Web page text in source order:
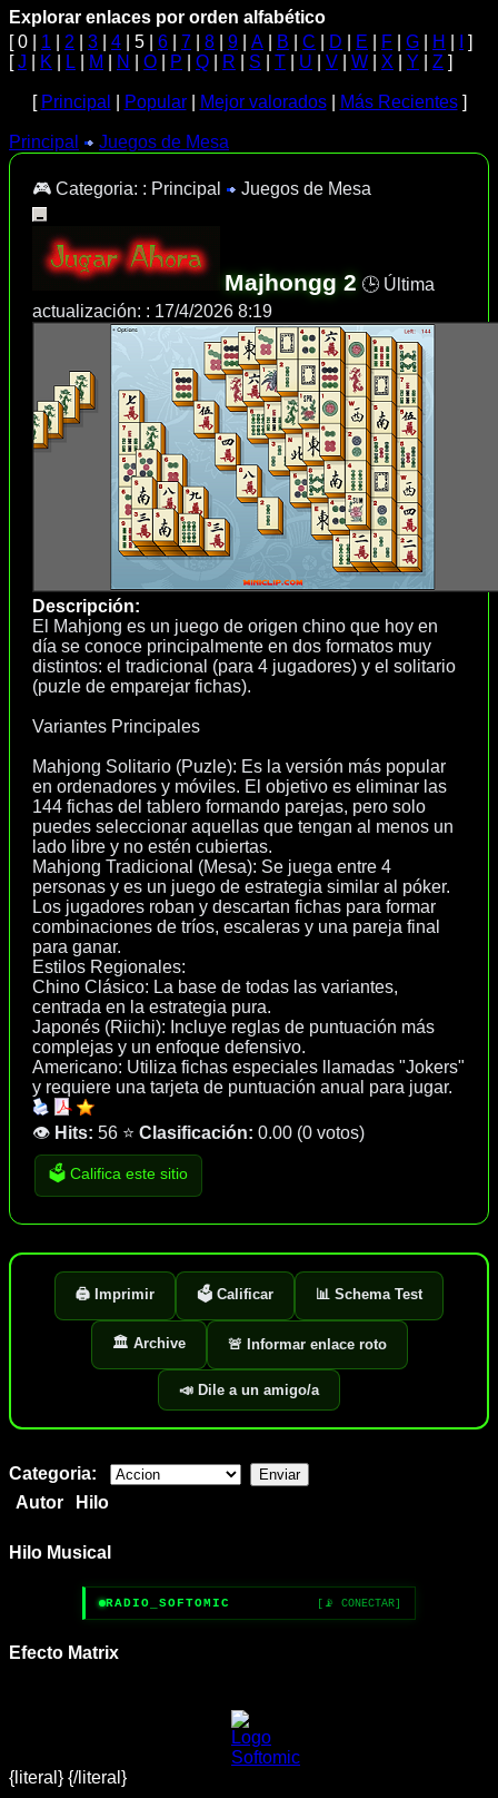
Explorar enlaces por orden alfabético
[ 0 | 1 2 3 4 | 5 | 6 7 8 9 A B C D E F G H
]
[J K L M N O P Q R S T U V W X Y Z ]
[ Principal Popular| Mejor valorados| Más Recientes]
Principal Juegos de Mesa
🎮 Categoria: : Principal Juegos de Mesa
Majhongg 2 🕒 Última
actualización: : 17/4/2026 8:19
Descripción:
El Mahjong es un juego de origen chino que hoy en
día se conoce principalmente en dos formatos muy
distintos: el tradicional (para 4 jugadores) y el solitario
(puzle de emparejar fichas).
Variantes Principales
Mahjong Solitario (Puzle): Es la versión más popular
en ordenadores y móviles. El objetivo es eliminar las
144 fichas del tablero formando parejas, pero solo
puedes seleccionar aquellas que tengan al menos un
lado libre y no estén cubiertas.
Mahjong Tradicional (Mesa): Se juega entre 4
personas y es un juego de estrategia similar al póker.
Los jugadores roban y descartan fichas para formar
combinaciones de tríos, escaleras y una pareja final
para ganar.
Estilos Regionales:
Chino Clásico: La base de todas las variantes,
centrada en la estrategia pura.
Japonés (Riichi): Incluye reglas de puntuación más
complejas y un enfoque defensivo.
Americano: Utiliza fichas especiales llamadas "Jokers"
y requiere una tarjeta de puntuación anual para jugar.
👁️ Hits: 56 ⭐ Clasificación: 0.00 (0 votos)
🗳️ Califica este sitio
🖨️ Imprimir 🗳️ Calificar 📊 Schema Test
🏛️ Archive 🚨 Informar enlace roto
📣 Dile a un amigo/a
Categoria:
Autor
Hilo
Hilo Musical
RADIO_SOFTOMIC [📡 CONECTAR]
Efecto Matrix
{literal} {/literal}